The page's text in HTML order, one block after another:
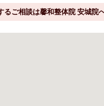
るご相談は馨和整体院 安城院